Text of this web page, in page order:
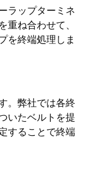
ラップターミネ
重ね合わせて、
を終端処理しま
。弊社では各終
いたベルトを提
することで終端